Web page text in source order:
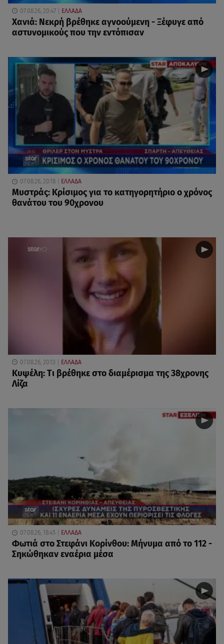
07.08.26, 20:47 ΕΛΛΑΔΑ
Χανιά: Νεκρή βρέθηκε αγνοούμενη - Ξέφυγε από
αστυνομικούς που την εντόπισαν
07.08.26, 20:18 ΕΛΛΑΔΑ
Μυστράς: Κρίσιμος για το κατηγορητήριο ο χρόνος
θανάτου του 90χρονου
07.08.26, 20:13 ΕΛΛΑΔΑ
Κυψέλη: Tι βρέθηκε στο διαμέρισμα της 38χρονης
Λίζα
07.08.26, 18:45 ΕΛΛΑΔΑ
Φωτιά στο Στεφάνι Κορίνθου: Μήνυμα από το 112 -
Σηκώθηκαν εναέρια μέσα